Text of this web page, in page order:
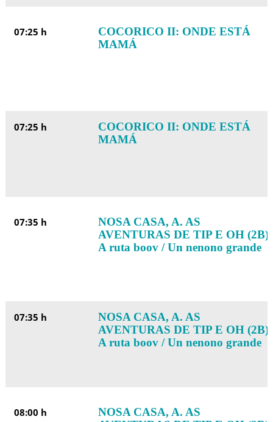
07:25 h
COCORICO II: ONDE ESTÁ
MAMÁ
07:25 h
COCORICO II: ONDE ESTÁ
MAMÁ
07:35 h
NOSA CASA, A. AS
AVENTURAS DE TIP E OH (2B):
A ruta boov / Un nenono grande
07:35 h
NOSA CASA, A. AS
AVENTURAS DE TIP E OH (2B):
A ruta boov / Un nenono grande
08:00 h
NOSA CASA, A. AS